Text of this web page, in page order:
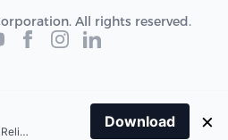
All rights reserved.
Breaking news. Fast. Reliable.
Download ×